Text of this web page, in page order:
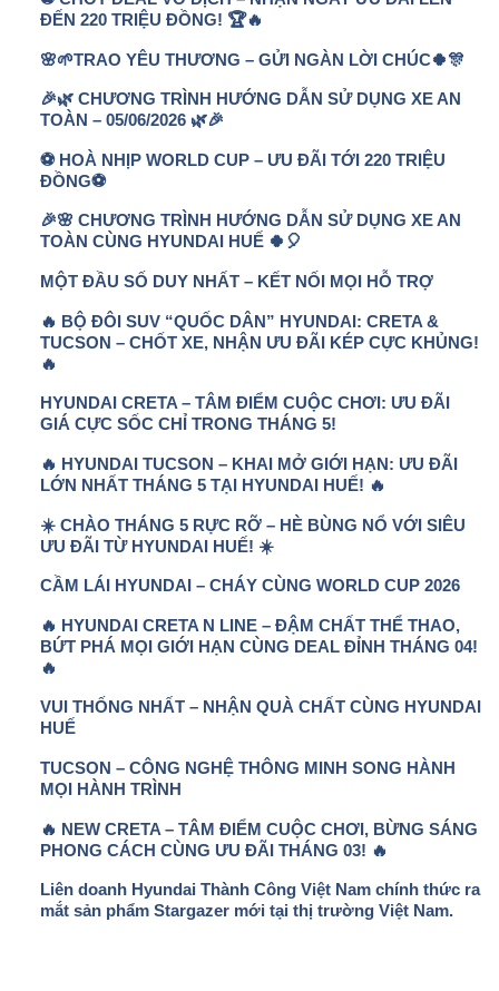
ĐẾN 220 TRIỆU ĐỒNG! 🏆🔥
🌸🌱TRAO YÊU THƯƠNG – GỬI NGÀN LỜI CHÚC🍀🎊
🎉🌿 CHƯƠNG TRÌNH HƯỚNG DẪN SỬ DỤNG XE AN
TOÀN – 05/06/2026 🌿🎉
⚽ HOÀ NHỊP WORLD CUP – ƯU ĐÃI TỚI 220 TRIỆU
ĐỒNG⚽
🎉🌸 CHƯƠNG TRÌNH HƯỚNG DẪN SỬ DỤNG XE AN
TOÀN CÙNG HYUNDAI HUẾ 🍀🎈
MỘT ĐẦU SỐ DUY NHẤT – KẾT NỐI MỌI HỖ TRỢ
🔥 BỘ ĐÔI SUV “QUỐC DÂN” HYUNDAI: CRETA &
TUCSON – CHỐT XE, NHẬN ƯU ĐÃI KÉP CỰC KHỦNG!
🔥
HYUNDAI CRETA – TÂM ĐIỂM CUỘC CHƠI: ƯU ĐÃI
GIÁ CỰC SỐC CHỈ TRONG THÁNG 5!
🔥 HYUNDAI TUCSON – KHAI MỞ GIỚI HẠN: ƯU ĐÃI
LỚN NHẤT THÁNG 5 TẠI HYUNDAI HUẾ! 🔥
☀️ CHÀO THÁNG 5 RỰC RỠ – HÈ BÙNG NỔ VỚI SIÊU
ƯU ĐÃI TỪ HYUNDAI HUẾ! ☀️
CẦM LÁI HYUNDAI – CHÁY CÙNG WORLD CUP 2026
🔥 HYUNDAI CRETA N LINE – ĐẬM CHẤT THỂ THAO,
BỨT PHÁ MỌI GIỚI HẠN CÙNG DEAL ĐỈNH THÁNG 04!
🔥
VUI THỐNG NHẤT – NHẬN QUÀ CHẤT CÙNG HYUNDAI
HUẾ
TUCSON – CÔNG NGHỆ THÔNG MINH SONG HÀNH
MỌI HÀNH TRÌNH
🔥 NEW CRETA – TÂM ĐIỂM CUỘC CHƠI, BỪNG SÁNG
PHONG CÁCH CÙNG ƯU ĐÃI THÁNG 03! 🔥
Liên doanh Hyundai Thành Công Việt Nam chính thức ra
mắt sản phẩm Stargazer mới tại thị trường Việt Nam.